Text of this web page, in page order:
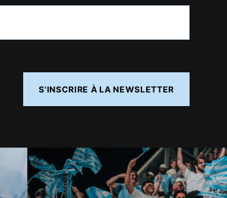
S'INSCRIRE À LA NEWSLETTER